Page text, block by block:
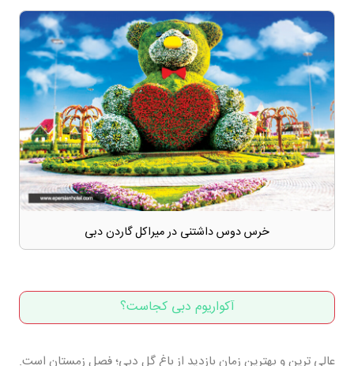
خرس دوس داشتنی در میراکل گاردن دبی
آکواریوم دبی کجاست؟
عالی ترین و بهترین زمان بازدید از باغ گل دبی؛ فصل زمستان است.